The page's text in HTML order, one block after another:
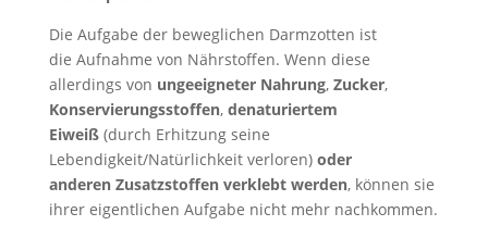
Die Aufgabe der beweglichen Darmzotten ist
die Aufnahme von Nährstoffen. Wenn diese
allerdings von ungeeigneter Nahrung, Zucker,
Konservierungsstoffen, denaturiertem
Eiweiß(durch Erhitzung seine
Lebendigkeit/Natürlichkeit verloren) oder
anderen Zusatzstoffen verklebt werden, können sie
ihrer eigentlichen Aufgabe nicht mehr nachkommen.